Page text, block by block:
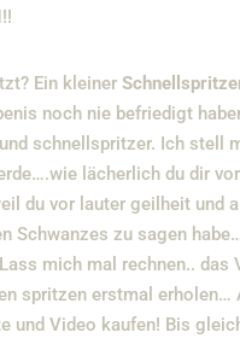
Ein kleiner
noch nie befriedigt
und schnellspritzer. Ich stell
lächerlich du dir
du vor lauter geilheit und
Schwanzes zu sagen
mich mal rechnen.. das
spritzen erstmal
und Video kaufen! Bis